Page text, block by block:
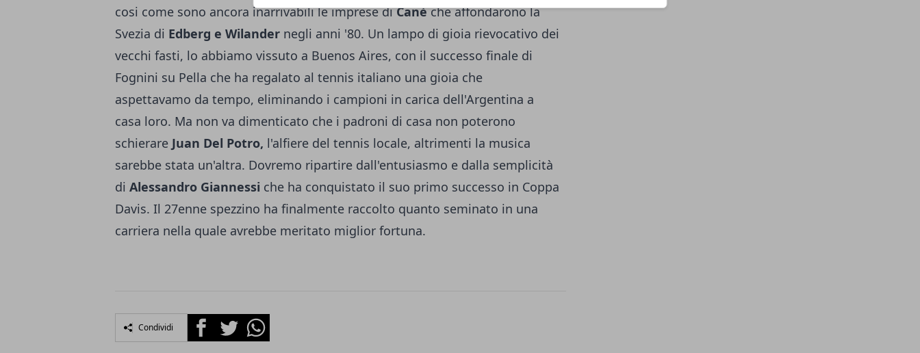
cosi come sono ancora inarrivabili le imprese diCanèche affondarono la
Svezia di Edberg e Wilander negli anni '80. Un lampo di gioia rievocativo dei
vecchi fasti, lo abbiamo vissuto a Buenos Aires, con il successo finale di
Fognini su Pella che ha regalato al tennis italiano una gioia che
aspettavamo da tempo, eliminando i campioni in carica dell'Argentina a
casa loro. Ma non va dimenticato che i padroni di casa non poterono
schierare Juan Del Potro, l'alfiere del tennis locale, altrimenti la musica
sarebbe stata un'altra. Dovremo ripartire dall'entusiasmo e dalla semplicità
di Alessandro Giannessi che ha conquistato il suo primo successo in Coppa
Davis. Il 27enne spezzino ha finalmente raccolto quanto seminato in una
carriera nella quale avrebbe meritato miglior fortuna.
Condividi FacebookTwitterWhatsapp